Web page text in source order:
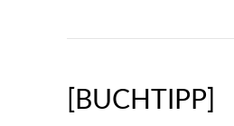
[BUCHTIPP]